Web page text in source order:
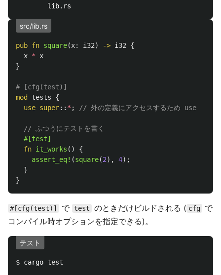
src/lib.rs
pub fn square(x: i32) -> i32
{
x *
x
}
# [cfg(test)]
mod
tests
{
use super:: * ; // 外の定義にアクセスするため use
// ふつうにテストを書く
#[test]
fn it_works ()
{
assert_eq! (square(2), 4);
}
}
#[cfg(test)] で test のときだけビルドされる ( cfg
で
コンパイル時オプションを指定できる)。
テスト
$ cargo test